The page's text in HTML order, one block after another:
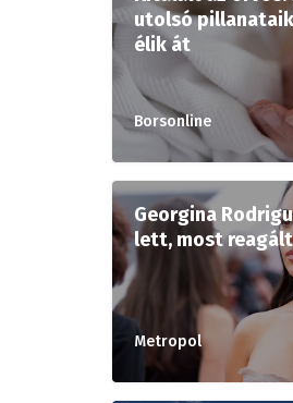
utolsó
élik át
Borsonline
Georgina
lett, most reagált
Metropol